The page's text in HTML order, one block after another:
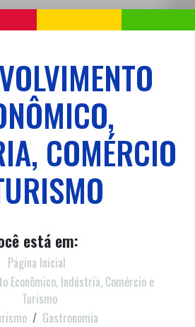
COMÉRCIO
está em:
Página Inicial
Econômico, Indústria, Comércio e
Turismo
Gastronomia